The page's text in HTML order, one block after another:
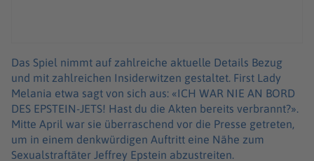
Das Spiel nimmt auf zahlreiche aktuelle Details Bezug
und mit zahlreichen Insiderwitzen gestaltet. First Lady
Melania etwa sagt von sich aus: «ICH WAR NIE AN BORD
DES EPSTEIN-JETS! Hast du die Akten bereits verbrannt?».
Mitte April war sie überraschend vor die Presse getreten,
um in einem denkwürdigen Auftritt eine Nähe zum
Sexualstraftäter Jeffrey Epstein abzustreiten.